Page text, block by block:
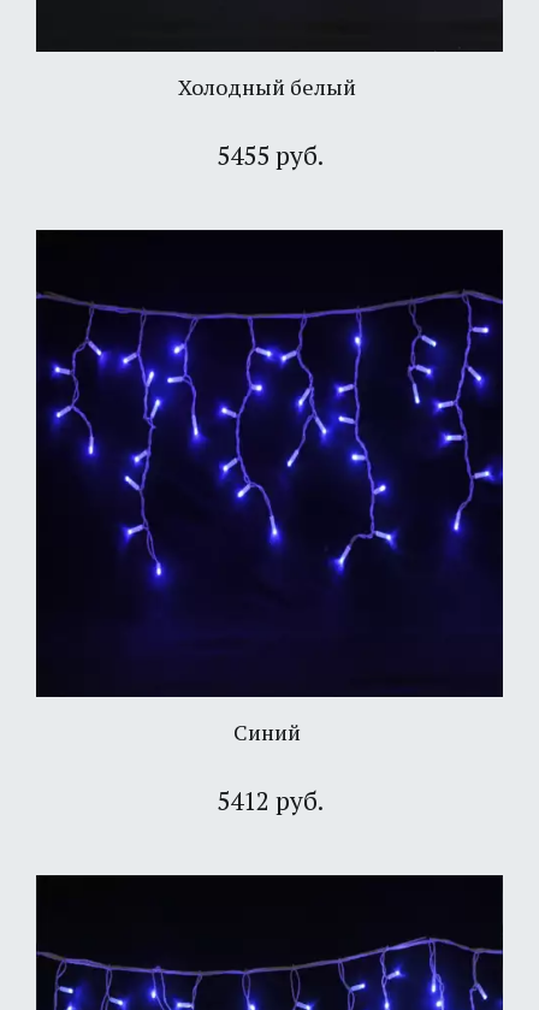
Холодный белый
5455 руб.
Синий
5412 руб.